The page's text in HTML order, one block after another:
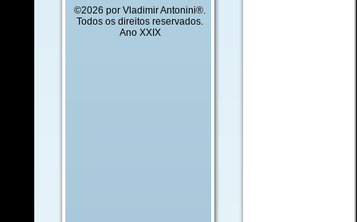
©2026 por Vladimir Antonini®.
Todos os direitos reservados.
Ano XXIX